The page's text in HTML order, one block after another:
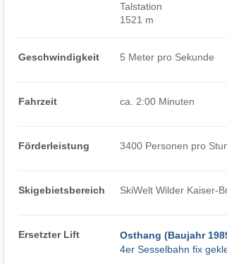
Talstation
1521 m
Geschwindigkeit 5 Meter pro Sekunde
Fahrzeit ca. 2:00 Minuten
Förderleistung 3400 Personen pro
Skigebietsbereich SkiWelt Wilder Kaiser-
Ersetzter Lift
Osthang (Baujahr
4er Sesselbahn fix